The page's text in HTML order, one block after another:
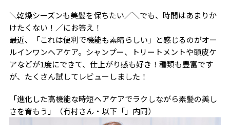
＼乾燥シーズンも美髪を保ちたい／＼でも、時間はあまりか
けたくない！／にお答え！
最近、「これは便利で機能も素晴らしい」と感じるのがオー
ルインワンヘアケア。シャンプー、トリートメントや頭皮ケ
アなどが1度にできて、仕上がり感も好き！種類も豊富です
が、たくさん試してレビューしました！
「進化した高機能な時短ヘアケアでラクしながら素髪の美し
さを育もう」（有村さん・以下「」内同）